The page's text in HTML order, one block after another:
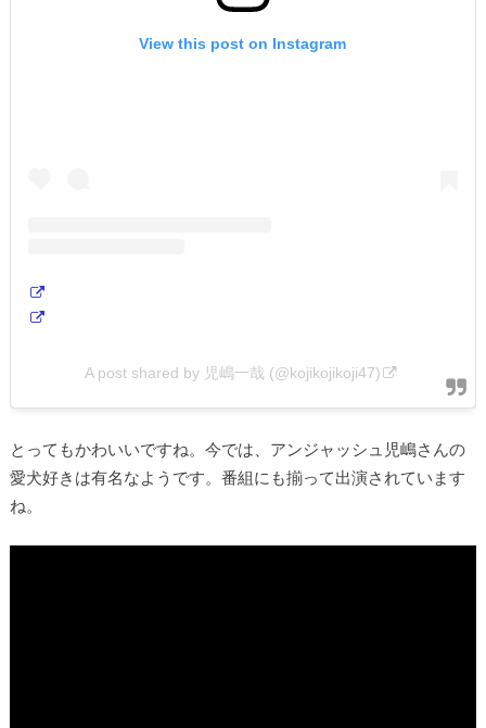
View this post on Instagram
A post shared by 児嶋一哉 (@kojikojikoji47)
とってもかわいいですね。今では、アンジャッシュ児嶋さんの
愛犬好きは有名なようです。番組にも揃って出演されています
ね。